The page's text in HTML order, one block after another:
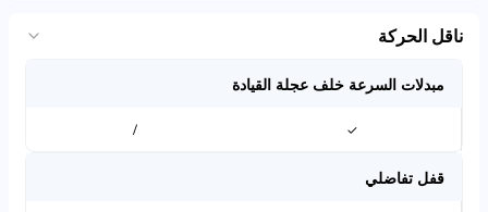
ناقل الحركة
مبدلات السرعة خلف عجلة القيادة
✓
/
قفل تفاضلي